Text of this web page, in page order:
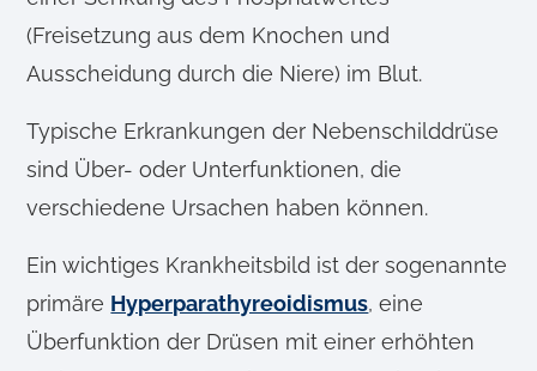
(Freisetzung aus dem Knochen und
Ausscheidung durch die Niere) im Blut.
Typische Erkrankungen der Nebenschilddrüse
sind Über- oder Unterfunktionen, die
verschiedene Ursachen haben können.
Ein wichtiges Krankheitsbild ist der sogenannte
primäre Hyperparathyreoidismus, eine
Überfunktion der Drüsen mit einer erhöhten